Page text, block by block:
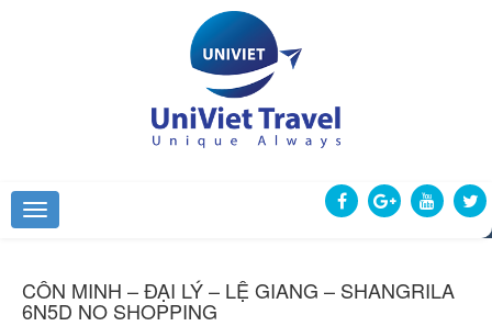
CÔN MINH – ĐẠI LÝ – LỆ GIANG – SHANGRILA
6N5D NO SHOPPING